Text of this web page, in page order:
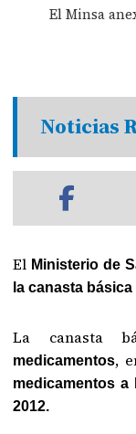
El Minsa
Noticias
El Ministerio de
la canasta
La canasta
medicamentos,
medicamentos a
2012.